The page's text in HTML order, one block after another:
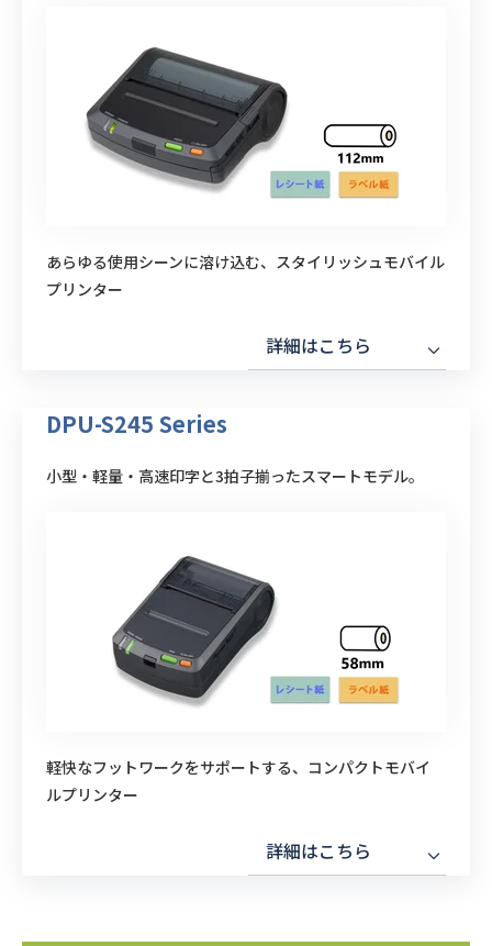
あらゆる使用シーンに溶け込む、スタイリッシュモバイル
プリンター
詳細はこちら
DPU-S245 Series
小型・軽量・高速印字と3拍子揃ったスマートモデル。
軽快なフットワークをサポートする、コンパクトモバイ
ルプリンター
詳細はこちら